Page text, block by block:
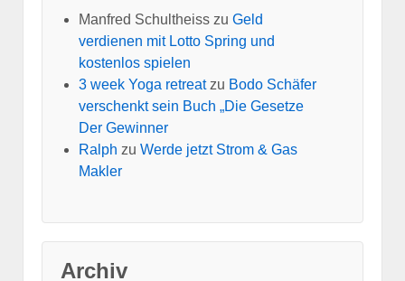
Manfred Schultheiss zu Geld
verdienen mit Lotto Spring und
kostenlos spielen
3 week Yoga retreatzu Bodo Schäfer
verschenkt sein Buch „Die Gesetze
Der Gewinner
Ralph zu Werde jetzt Strom & Gas
Makler
Archiv